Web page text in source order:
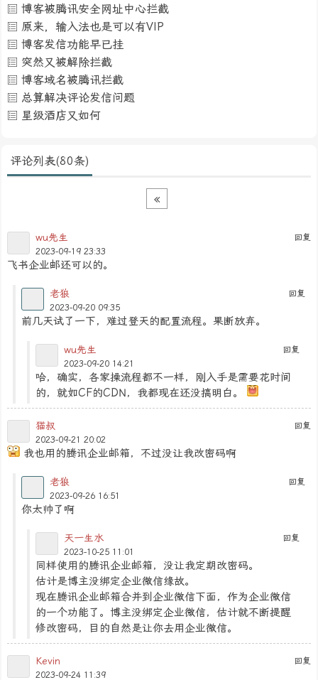
博客被腾讯安全网址中心拦截
原来，输入法也是可以有VIP
博客发信功能早已挂
突然又被解除拦截
博客域名被腾讯拦截
总算解决评论发信问题
星级酒店又如何
评论列表(80条)
«
回复
wu先生
2023-09-19 23:33
飞书企业邮还可以的。
回复
老狼
2023-09-20 09:35
前几天试了一下，难过登天的配置流程。果断放弃。
回复
wu先生
2023-09-20 14:21
哈，确实，各家操流程都不一样，刚入手是需要花时间
的，就如CF的CDN，我都现在还没搞明白。
回复
猫叔
2023-09-21 20:02
我也用的腾讯企业邮箱，不过没让我改密码啊
回复
老狼
2023-09-26 16:51
你太帅了啊
回复
天一生水
2023-10-25 11:01
同样使用的腾讯企业邮箱，没让我定期改密码。
估计是博主没绑定企业微信缘故。
现在腾讯企业邮箱合并到企业微信下面，作为企业微信
的一个功能了。博主没绑定企业微信，估计就不断提醒
修改密码，目的自然是让你去用企业微信。
回复
Kevin
2023-09-24 11:39